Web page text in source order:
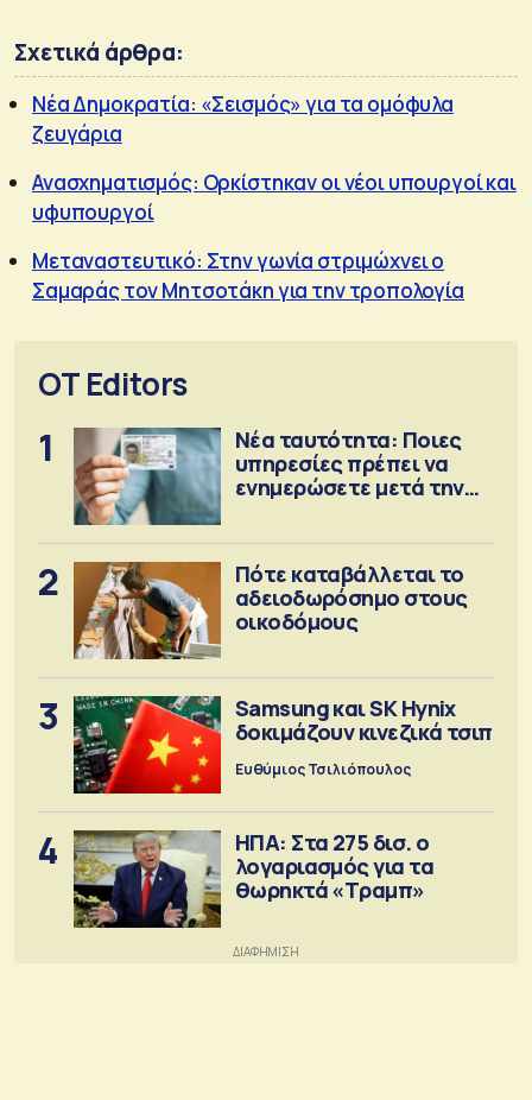
Σχετικά άρθρα:
Νέα Δημοκρατία: «Σεισμός» για τα ομόφυλα
ζευγάρια
Ανασχηματισμός: Ορκίστηκαν οι νέοι υπουργοί και
υφυπουργοί
Μεταναστευτικό: Στην γωνία στριμώχνει ο
Σαμαράς τον Μητσοτάκη για την τροπολογία
OT Editors
1
Νέα ταυτότητα: Ποιες
υπηρεσίες πρέπει να
ενημερώσετε μετά την
2
Πότε καταβάλλεται το
αδειοδωρόσημο στους
οικοδόμους
3
Samsung και SK Hynix
δοκιμάζουν κινεζικά τσιπ
Ευθύμιος Τσιλιόπουλος
4
ΗΠΑ: Στα 275 δισ. ο
λογαριασμός για τα
θωρηκτά «Τραμπ»